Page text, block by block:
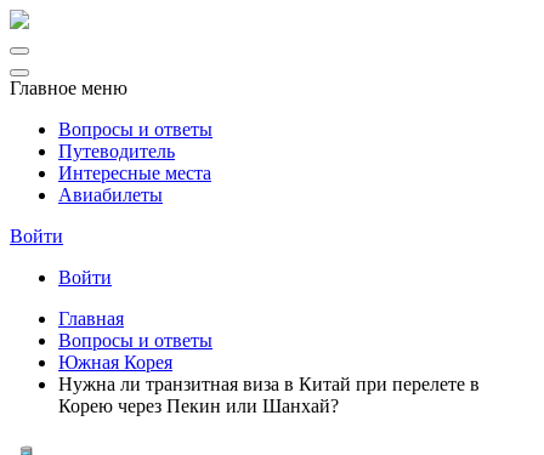
Главное меню
Вопросы и ответы
Путеводитель
Интересные места
Авиабилеты
Войти
Войти
Главная
Вопросы и ответы
Южная Корея
Нужна ли транзитная виза в Китай при перелете в
Корею через Пекин или Шанхай?